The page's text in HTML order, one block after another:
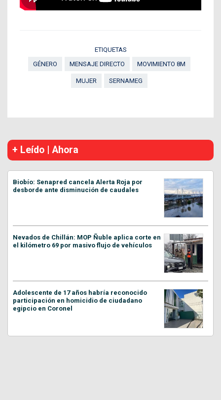
ETIQUETAS
GÉNERO
MENSAJE DIRECTO MOVIMIENTO 8M
MUJER SERNAMEG
+ Leído | Ahora
Biobío: Senapred cancela Alerta Roja por
desborde ante disminución de caudales
Nevados de Chillán: MOP Ñuble aplica corte en
el kilómetro 69 por masivo flujo de vehículos
Adolescente de 17 años habría reconocido
participación en homicidio de ciudadano
egipcio en Coronel